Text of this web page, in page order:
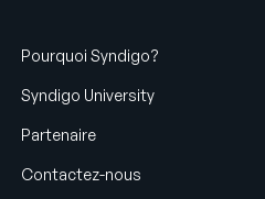
Pourquoi Syndigo?
Syndigo University
Partenaire
Contactez-nous